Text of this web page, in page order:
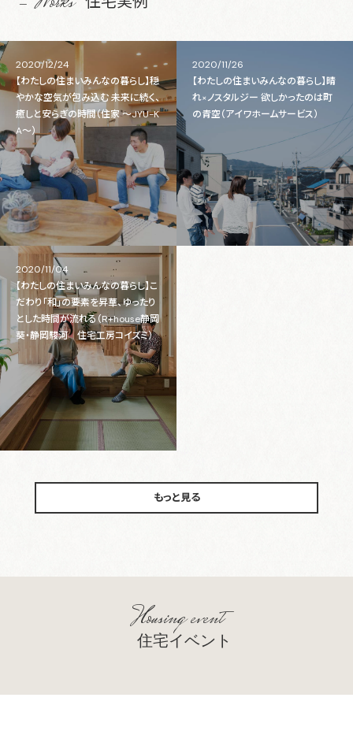
2020/12/24
【わたしの住まいみんなの暮らし】穏
やかな空気が包み込む 未来に続く、
癒しと安らぎの時間（住家 ～JYU-K
A～）
2020/11/26
【わたしの住まいみんなの暮らし】晴
れ×ノスタルジー 欲しかったのは町
の青空（アイワホームサービス）
2020/11/04
【わたしの住まいみんなの暮らし】こ
だわり「和」の要素を昇華、ゆったり
とした時間が流れる（R+house静岡
葵・静岡駿河 住宅工房コイズミ）
もっと見る
Housing event
住宅イベント